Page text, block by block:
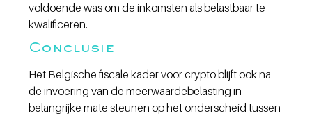
voldoende was om de inkomsten als belastbaar te
kwalificeren.
Conclusie
Het Belgische fiscale kader voor crypto blijft ook na
de invoering van de meerwaardebelasting in
belangrijke mate steunen op het onderscheid tussen